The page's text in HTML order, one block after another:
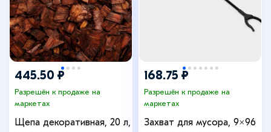
445.50 ₽
Разрешён к продаже на
маркетах
Щепа декоративная, 20 л,
168.75 ₽
Разрешён к продаже на
маркетах
Захват для мусора, 9×96